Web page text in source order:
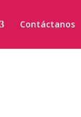
Contáctanos